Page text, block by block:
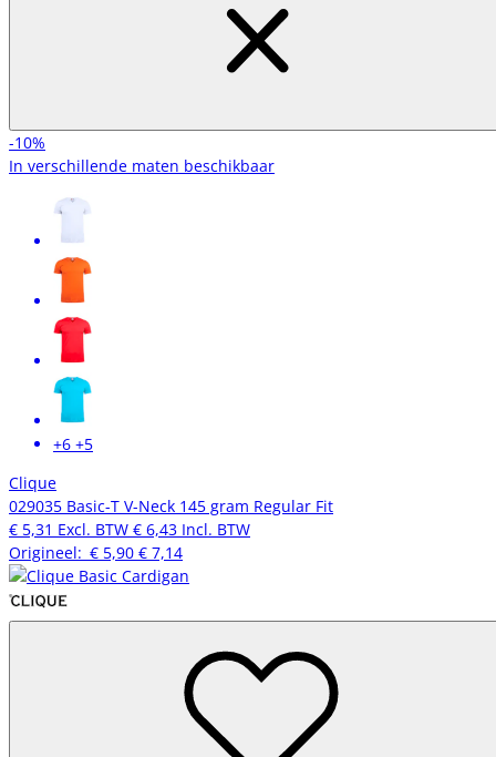
-10%
In verschillende maten beschikbaar
+6 +5
Clique
029035 Basic-T V-Neck 145 gram Regular Fit
€ 5,31 Excl. BTW € 6,43 Incl. BTW
Origineel: € 5,90 € 7,14